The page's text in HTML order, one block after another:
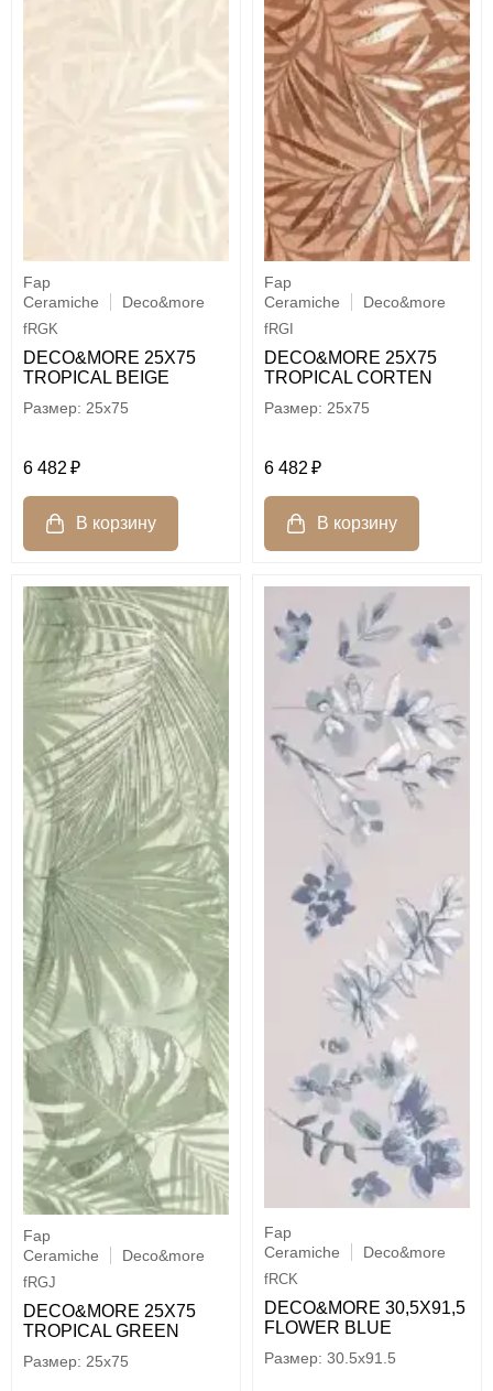
Fap
Ceramiche
Deco&more
fRGK
DECO&MORE 25X75
TROPICAL BEIGE
25x75
6 482
Fap
Ceramiche
Deco&more
fRGI
DECO&MORE 25X75
TROPICAL CORTEN
25x75
6 482
Fap
Ceramiche
Deco&more
fRGJ
DECO&MORE 25X75
TROPICAL GREEN
25x75
Fap
Ceramiche
Deco&more
fRCK
DECO&MORE 30,5X91,5
FLOWER BLUE
30.5x91.5